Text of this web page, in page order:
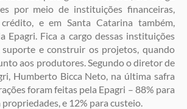
por meio de instituições financeiras,
e em Santa Catarina também,
Epagri. Fica a cargo dessas instituições
e construir os projetos, quando
aos produtores. Segundo o diretor de
Humberto Bicca Neto, na última safra
foram feitas pela Epagri – 88% para
e 12% para custeio.